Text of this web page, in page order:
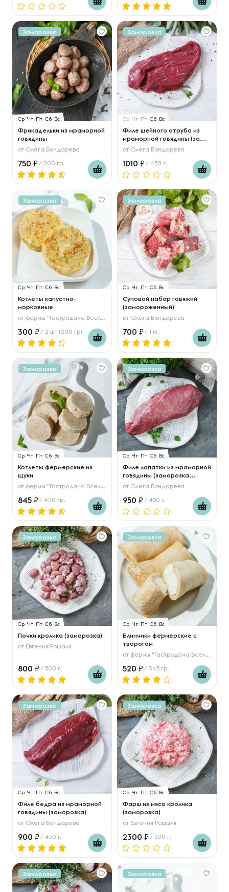
Заморозка
Ср Чт Пт Сб Вс
Фрикадельки из мраморной
говядины
от Олега Бондарева
750 / 300 гр.
Заморозка
Ср Чт Пт Сб Вс
Филе шейного отруба из
мраморной говядины (за...
от Олега Бондарева
1010 / 450 г.
Заморозка
Ср Чт Пт Сб Вс
Котлеты капустно-
морковные
от фермы "Гастродача Вселуг"
300 / 2 шт (200 гр)
Заморозка
Ср Чт Пт Сб Вс
Суповой набор говяжий
(замороженный)
от Олега Бондарева
700 / 1 кг.
Заморозка
Ср Чт Пт Сб Вс
Котлеты фермерские из
щуки
от фермы "Гастродача Вселуг"
845 / 420 гр.
Заморозка
Ср Чт Пт Сб Вс
Филе лопатки из мраморной
говядины (заморозка...
от Олега Бондарева
950 / 450 г.
Заморозка
Ср Чт Пт Сб Вс
Почки кролика (заморозка)
от Евгения Рошаля
800 / 500 г.
Заморозка
Ср Чт Пт Сб Вс
Блинчики фермерские с
творогом
от фермы "Гастродача Вселуг"
520 / 345 гр.
Заморозка
Ср Чт Пт Сб Вс
Филе бедра из мраморной
говядины (заморозка)
от Олега Бондарева
900 / 450 г.
Заморозка
Ср Чт Пт Сб Вс
Фарш из мяса кролика
(заморозка)
от Евгения Рошаля
2300 / 500 г.
Заморозка Заморозка